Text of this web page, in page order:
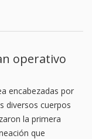
operativo
encabezadas por
diversos cuerpos
la primera
que